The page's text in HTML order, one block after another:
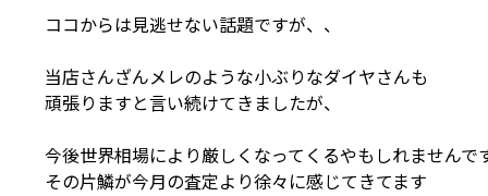
ココからは見逃せない話題ですが、、
当店さんざんメレのような小ぶりなダイヤさんも
頑張りますと言い続けてきましたが、
今後世界相場により厳しくなってくるやもしれませんで
その片鱗が今月の査定より徐々に感じてきてます